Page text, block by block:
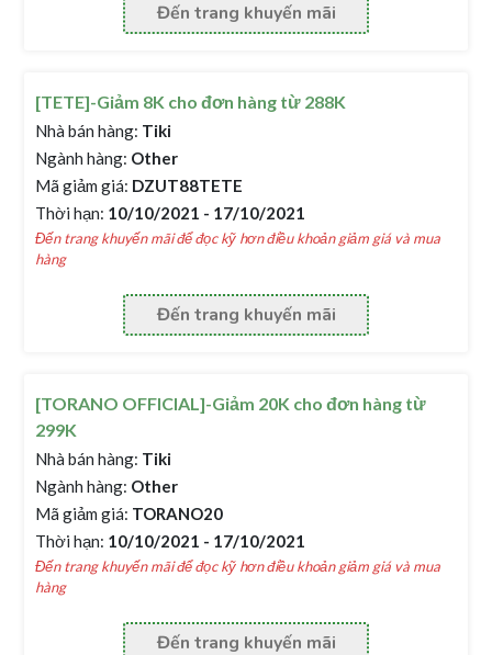
Đến trang khuyến mãi
[TETE]-Giảm 8K cho đơn hàng từ 288K
Nhà bán hàng: Tiki
Ngành hàng: Other
Mã giảm giá: DZUT88TETE
Thời hạn: 10/10/2021 - 17/10/2021
Đến trang khuyến mãi để đọc kỹ hơn điều khoản giảm giá và mua
hàng
Đến trang khuyến mãi
[TORANO OFFICIAL]-Giảm 20K cho đơn hàng từ
299K
Nhà bán hàng: Tiki
Ngành hàng: Other
Mã giảm giá: TORANO20
Thời hạn: 10/10/2021 - 17/10/2021
Đến trang khuyến mãi để đọc kỹ hơn điều khoản giảm giá và mua
hàng
Đến trang khuyến mãi